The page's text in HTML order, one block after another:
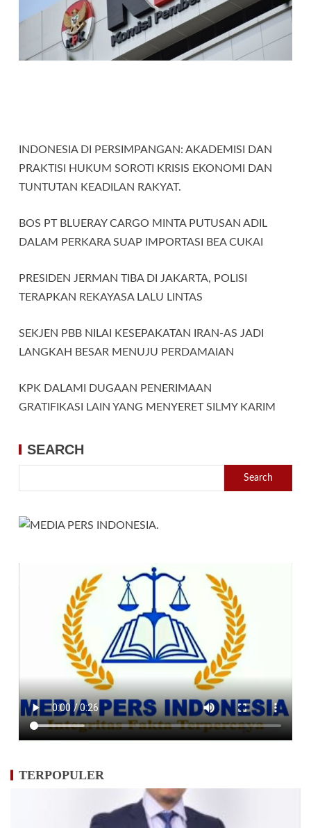
INDONESIA DI PERSIMPANGAN: AKADEMISI DAN
PRAKTISI HUKUM SOROTI KRISIS EKONOMI DAN
TUNTUTAN KEADILAN RAKYAT.
BOS PT BLUERAY CARGO MINTA PUTUSAN ADIL
DALAM PERKARA SUAP IMPORTASI BEA CUKAI
PRESIDEN JERMAN TIBA DI JAKARTA, POLISI
TERAPKAN REKAYASA LALU LINTAS
SEKJEN PBB NILAI KESEPAKATAN IRAN-AS JADI
LANGKAH BESAR MENUJU PERDAMAIAN
KPK DALAMI DUGAAN PENERIMAAN
GRATIFIKASI LAIN YANG MENYERET SILMY KARIM
SEARCH
Search
TERPOPULER